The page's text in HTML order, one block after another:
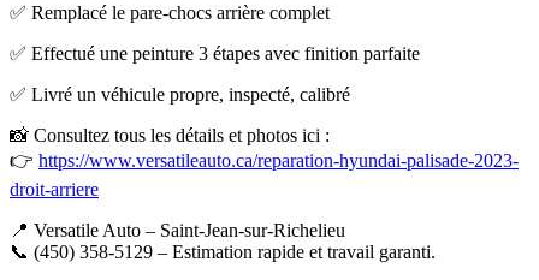
✅ Remplacé le pare-chocs arrière complet
✅ Effectué une peinture 3 étapes avec finition parfaite
✅ Livré un véhicule propre, inspecté, calibré
📸 Consultez tous les détails et photos ici :
👉 https://www.versatileauto.ca/reparation-hyundai-palisade-2023-
droit-arriere
📍 Versatile Auto – Saint-Jean-sur-Richelieu
📞 (450) 358-5129 – Estimation rapide et travail garanti.